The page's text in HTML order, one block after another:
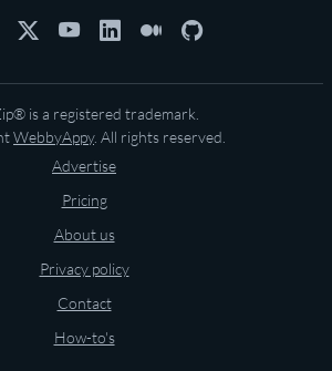
is a registered trademark.
WebbyAppy. All rights reserved.
Advertise
Pricing
About us
Privacy policy
Contact
How-to's